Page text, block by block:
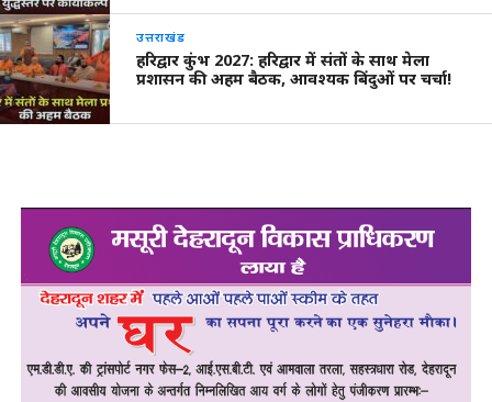
उत्तराखंड
हरिद्वार कुंभ 2027: हरिद्वार में संतों के साथ मेला
प्रशासन की अहम बैठक, आवश्यक बिंदुओं पर चर्चा!